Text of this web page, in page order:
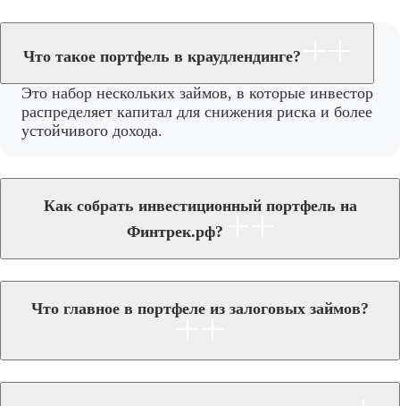
Что такое портфель в краудлендинге?
Это набор нескольких займов, в которые инвестор
распределяет капитал для снижения риска и более
устойчивого дохода.
Как собрать инвестиционный портфель на
Финтрек.рф?
Что главное в портфеле из залоговых займов?